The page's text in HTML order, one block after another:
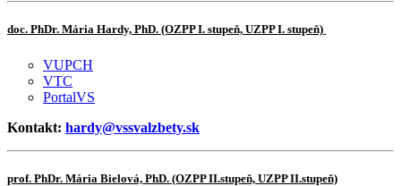
doc. PhDr. Mária Hardy, PhD. (OZPP I. stupeň, UZPP I. stupeň)
VUPCH
VTC
PortalVS
Kontakt: hardy@vssvalzbety.sk
prof. PhDr. Mária Bielová, PhD. (OZPP II.stupeň, UZPP II.stupeň)